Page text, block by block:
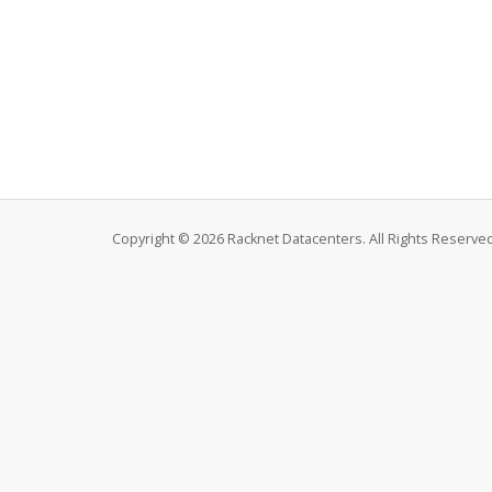
Copyright © 2026 Racknet Datacenters. All Rights